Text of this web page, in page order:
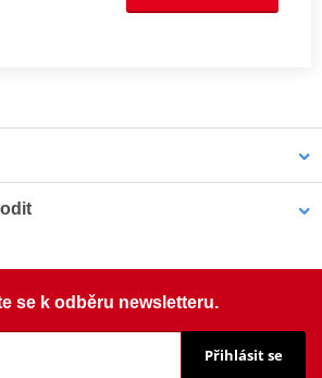
se k odběru newsletteru.
Přihlásit se